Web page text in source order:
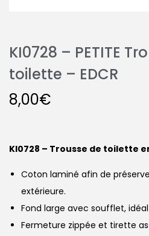
KI0728 – PETITE
toilette – EDCR
8,00€
KI0728 – Trousse de toilette
Coton laminé afin de
extérieure.
Fond large avec soufflet,
Fermeture zippée et tirette